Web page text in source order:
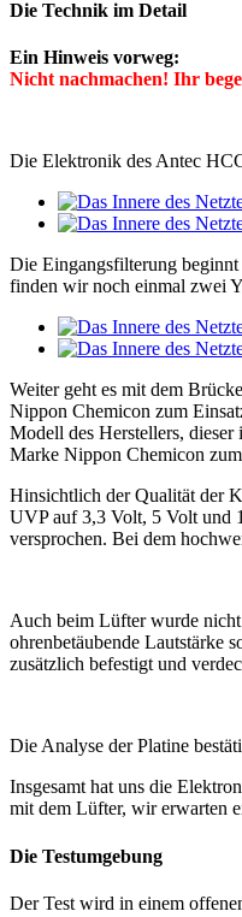
Die Technik im Detail
Ein Hinweis vorweg:
Nicht nachmachen! Ihr
Die Elektronik des Antec
Die Eingangsfilterung
finden wir noch einmal zwei
Weiter geht es mit dem
Nippon Chemicon zum
Modell des Herstellers,
Marke Nippon Chemicon
Hinsichtlich der Qualität der
UVP auf 3,3 Volt, 5 Volt und
versprochen. Bei dem
Auch beim Lüfter wurde
ohrenbetäubende Lautstärke
zusätzlich befestigt und
Die Analyse der Platine
Insgesamt hat uns die
mit dem Lüfter, wir erwarten
Die Testumgebung
Der Test wird in einem